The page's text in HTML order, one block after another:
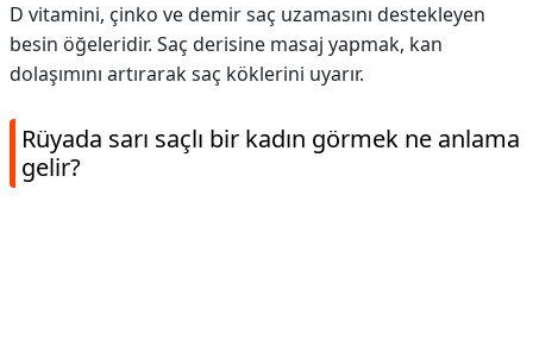
D vitamini, çinko ve demir saç uzamasını destekleyen
besin öğeleridir. Saç derisine masaj yapmak, kan
dolaşımını artırarak saç köklerini uyarır.
Rüyada sarı saçlı bir kadın görmek ne anlama
gelir?